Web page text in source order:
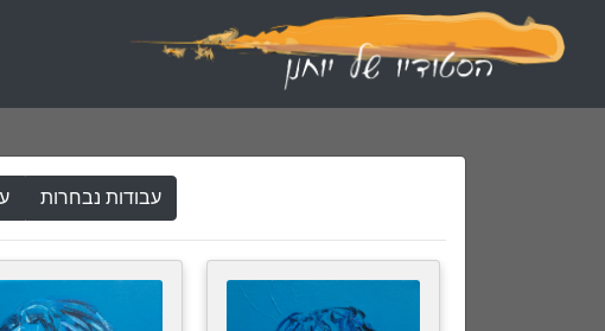
עבודות נבחרות